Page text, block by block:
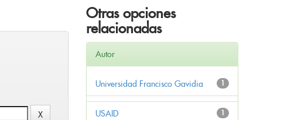
Otras opciones
relacionadas
Autor
1
Universidad Francisco Gavidia
1
USAID